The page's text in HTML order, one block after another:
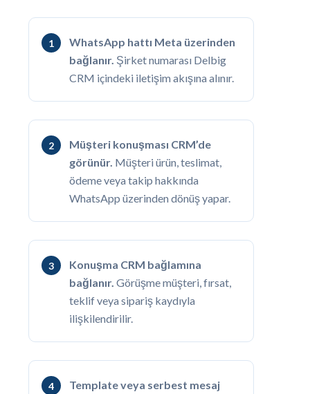
WhatsApp hattı Meta üzerinden
bağlanır. Şirket numarası Delbig
CRM içindeki iletişim akışına alınır.
Müşteri konuşması CRM’de
görünür. Müşteri ürün, teslimat,
ödeme veya takip hakkında
WhatsApp üzerinden dönüş yapar.
Konuşma CRM bağlamına
bağlanır. Görüşme müşteri, fırsat,
teklif veya sipariş kaydıyla
ilişkilendirilir.
Template veya serbest mesaj